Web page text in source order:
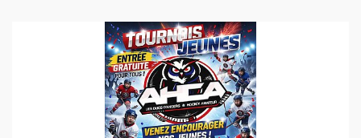
Plus d'information sur l'évènement : Tournoi de hockey sur